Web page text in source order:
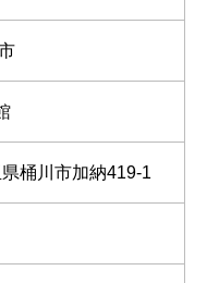
桶川市加納419-1